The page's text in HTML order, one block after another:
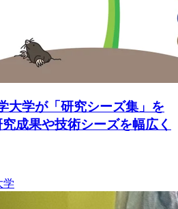
大学が「研究シーズ集」を
成果や技術シーズを幅広く
学